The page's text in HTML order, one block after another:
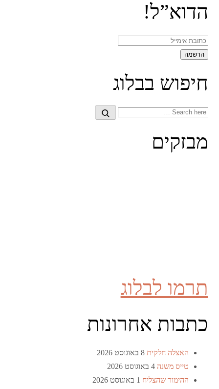
הדוא”ל!
חיפוש בבלוג
Search
Search
מבזקים
תרמו לבלוג
כתבות אחרונות
האצלה חלקית 8 באוגוסט 2026
טייס משנה 4 באוגוסט 2026
ההימור שהצליח 1 באוגוסט 2026